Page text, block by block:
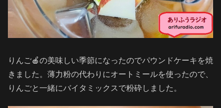
りんご🍎の美味しい季節になったのでパウンドケーキを焼
きました。薄力粉の代わりにオートミールを使ったので、
りんごと一緒にバイタミックスで粉砕しました。